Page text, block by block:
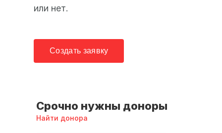
или нет.
Создать заявку
Срочно нужны доноры
Найти донора